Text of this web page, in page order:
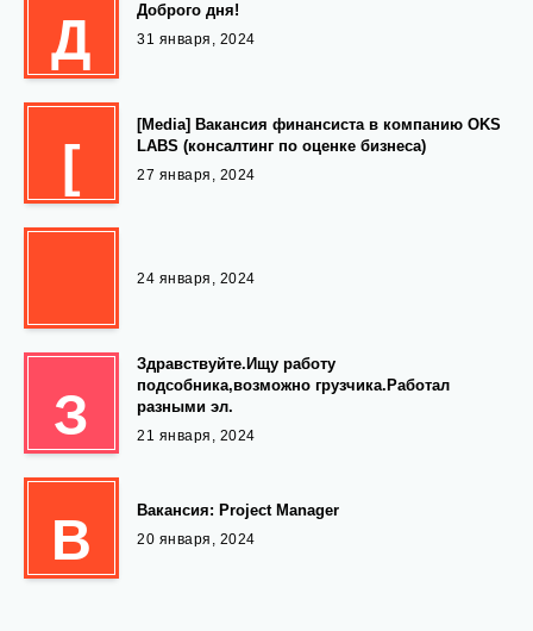
Д Доброго дня!
31 января, 2024
[
[Media] Вакансия финансиста в компанию OKS
LABS (консалтинг по оценке бизнеса)
27 января, 2024
24 января, 2024
З
Здравствуйте.Ищу работу
подсобника,возможно грузчика.Работал
разными эл.
21 января, 2024
В Вакансия: Project Manager
20 января, 2024